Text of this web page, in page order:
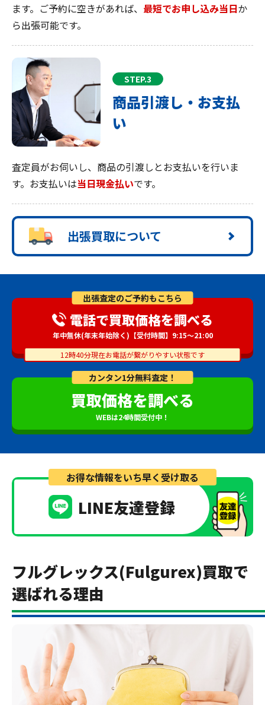
ます。ご予約に空きがあれば、 最短でお申し込み当日か
ら出張可能です。
STEP.3
商品引渡し・お支払
い
査定員がお伺いし、商品の引渡しとお支払いを行いま
す。お支払いは当日現金払いです。
出張買取について
カンタン1分無料査定！
買取価格を調べる
WEBは24時間受付中！
出張査定のご予約もこちら
電話で買取価格を調べる
年中無休(年末年始除く)【受付時間】9:15～21:00
12時40分現在お電話が繋がりやすい状態です
お得な情報をいち早く受け取る
LINE友達登録
フルグレックス(Fulgurex)買取で
選ばれる理由